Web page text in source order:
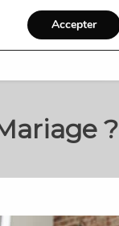
?
Accepter